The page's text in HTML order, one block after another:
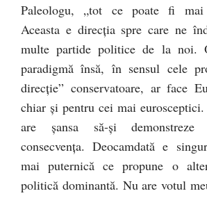
Paleologu, „tot ce poate fi mai
Aceasta e direcția spre care ne
multe partide politice de la noi.
paradigmă însă, în sensul cele
direcție” conservatoare, ar face
chiar și pentru cei mai
are șansa să-și demonstreze
consecvența. Deocamdată e
mai puternică ce propune o
politică dominantă. Nu are votul